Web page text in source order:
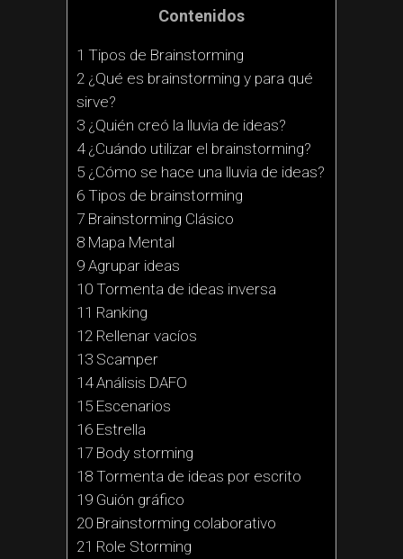
Contenidos
1 Tipos de Brainstorming
2 ¿Qué es brainstorming y para qué
sirve?
3 ¿Quién creó la lluvia de ideas?
4 ¿Cuándo utilizar el brainstorming?
5 ¿Cómo se hace una lluvia de ideas?
6 Tipos de brainstorming
7 Brainstorming Clásico
8 Mapa Mental
9 Agrupar ideas
10 Tormenta de ideas inversa
11 Ranking
12 Rellenar vacíos
13 Scamper
14 Análisis DAFO
15 Escenarios
16 Estrella
17 Body storming
18 Tormenta de ideas por escrito
19 Guión gráfico
20 Brainstorming colaborativo
21 Role Storming